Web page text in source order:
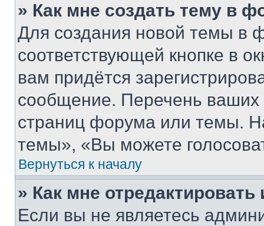
» Как мне создать тему в
Для создания новой темы в
соответствующей кнопке в
вам придётся
сообщение. Перечень ваших
страниц форума или темы.
темы», «Вы можете
Вернуться к началу
» Как мне
Если вы не являетесь